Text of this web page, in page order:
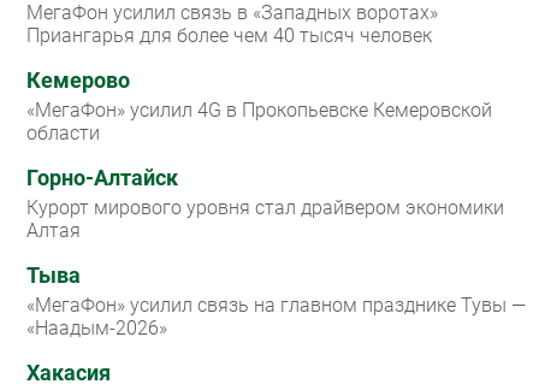
МегаФон усилил связь в «Западных воротах»
Приангарья для более чем 40 тысяч человек
Кемерово
«МегаФон» усилил 4G в Прокопьевске Кемеровской
области
Горно-Алтайск
Курорт мирового уровня стал драйвером экономики
Алтая
Тыва
«МегаФон» усилил связь на главном празднике Тувы —
«Наадым-2026»
Хакасия